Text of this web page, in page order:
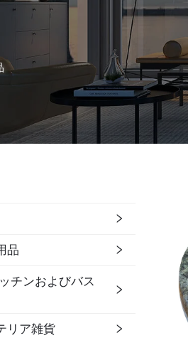
品
チンおよびバス
リア雑貨